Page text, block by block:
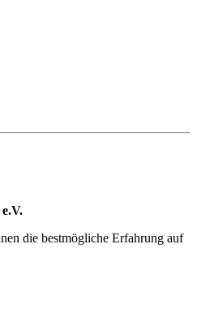
die bestmögliche Erfahrung auf